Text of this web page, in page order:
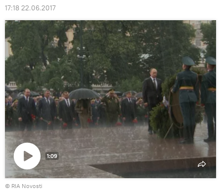
17:18 22.06.2017
Воспроизвести
видео
1:09
© RIA Novosti